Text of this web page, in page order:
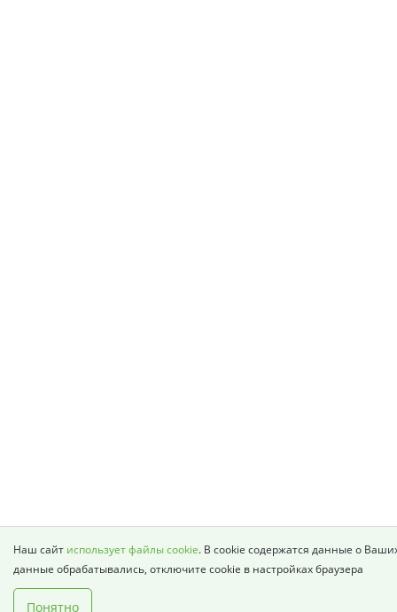
Наш сайт использует файлы cookie. В cookie содержатся данные о
данные обрабатывались, отключите cookie в настройках браузера
Понятно